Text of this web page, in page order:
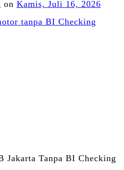
on Kamis, Juli 16, 2026
Jakarta Tanpa BI Checking